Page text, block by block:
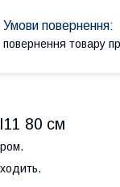
повернення товару
80 см